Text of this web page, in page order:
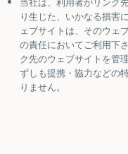
り生じた、いかなる損害
ェブサイトは、そのウェ
の責任においてご利用下
ク先のウェブサイトを管
ずしも提携・協力などの
りません。